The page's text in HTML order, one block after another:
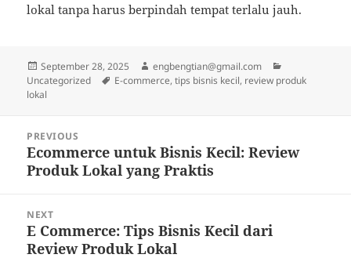
lokal tanpa harus berpindah tempat terlalu jauh.
Posted
on
September 28, 2025 Author
engbengtian@gmail.com
Uncategorized
Tags
E-commerce, tips bisnis kecil, review produk
lokal
navigation
PREVIOUS
Previous
post:
Ecommerce untuk Bisnis Kecil: Review
Produk Lokal yang Praktis
NEXT
Next
post:
E Commerce: Tips Bisnis Kecil dari
Review Produk Lokal